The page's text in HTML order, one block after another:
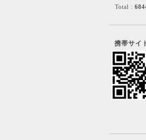
Total :
携帯サイ